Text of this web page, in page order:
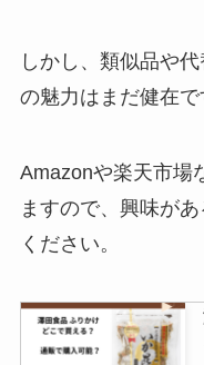
しかし、類似品や
の魅力はまだ健在で
Amazonや楽天市場
ますので、興味が
ください。